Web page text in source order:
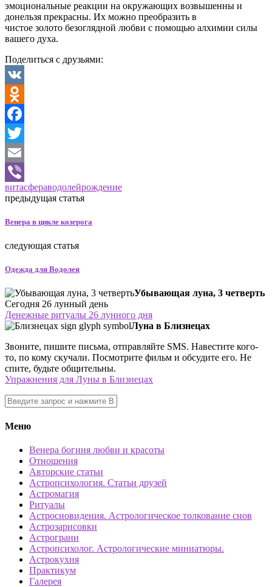
эмоциональные реакции на окружающих возвышенны и
донельзя прекрасны. Их можно преобразить в
чистое золото безоглядной любви с помощью алхимии силы
вашего духа.
Поделиться с друзьями:
VK
Odnoklassniki
Facebook
Twitter
Email
Viber
витасфераводолейрождение
предыдущая статья
Венера в цикле козерога
следующая статья
Одежда для Водолея
Убывающая луна, 3 четверть
Сегодня 26 лунный день
Денежные ритуалы 26 лунного дня
Луна в Близнецах
Звоните, пишите письма, отправляйте SMS. Навестите кого-
то, по кому скучали. Посмотрите фильм и обсудите его. Не
спите, будьте общительны.
Упражнения для Луны в Близнецах
Меню
Венера богиня любви и красоты
Отношения
Авторские статьи
Астропсихология. Статьи друзей
Астромагия
Ритуалы
Астросновидения. Астрологическое толкование снов
Астрозарисовки
Астрограни
Астропсихолог. Астрологические миниатюры.
Астрокухня
Практикум
Галерея